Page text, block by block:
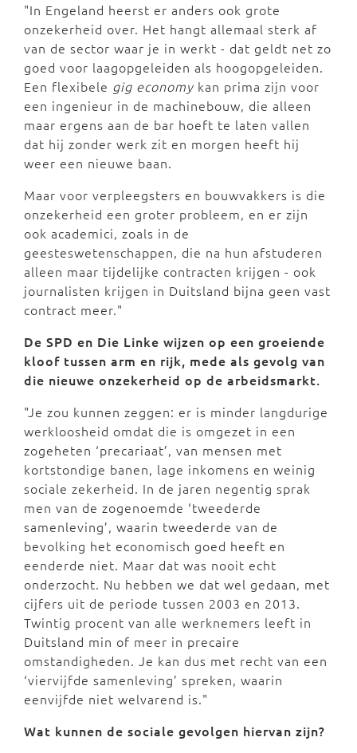
"In Engeland heerst er anders ook grote
onzekerheid over. Het hangt allemaal sterk af
van de sector waar je in werkt - dat geldt net zo
goed voor laagopgeleiden als hoogopgeleiden.
Een flexibele gig economy kan prima zijn voor
een ingenieur in de machinebouw, die alleen
maar ergens aan de bar hoeft te laten vallen
dat hij zonder werk zit en morgen heeft hij
weer een nieuwe baan.
Maar voor verpleegsters en bouwvakkers is die
onzekerheid een groter probleem, en er zijn
ook academici, zoals in de
geesteswetenschappen, die na hun afstuderen
alleen maar tijdelijke contracten krijgen - ook
journalisten krijgen in Duitsland bijna geen vast
contract meer."
De SPD en Die Linke wijzen op een groeiende
kloof tussen arm en rijk, mede als gevolg van
die nieuwe onzekerheid op de arbeidsmarkt.
"Je zou kunnen zeggen: er is minder langdurige
werkloosheid omdat die is omgezet in een
zogeheten ‘precariaat’, van mensen met
kortstondige banen, lage inkomens en weinig
sociale zekerheid. In de jaren negentig sprak
men van de zogenoemde ‘tweederde
samenleving’, waarin tweederde van de
bevolking het economisch goed heeft en
eenderde niet. Maar dat was nooit echt
onderzocht. Nu hebben we dat wel gedaan, met
cijfers uit de periode tussen 2003 en 2013.
Twintig procent van alle werknemers leeft in
Duitsland min of meer in precaire
omstandigheden. Je kan dus met recht van een
‘viervijfde samenleving’ spreken, waarin
eenvijfde niet welvarend is."
Wat kunnen de sociale gevolgen hiervan zijn?